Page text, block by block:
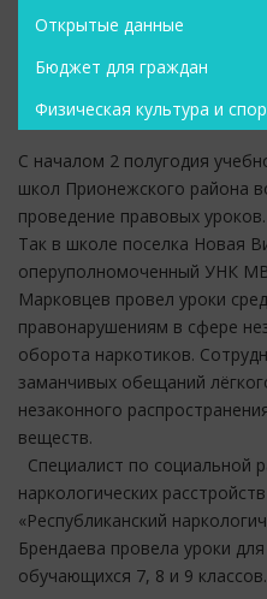
Открытые данные
Бюджет для граждан
Физическая культура и
С началом 2 полугодия
школ Прионежского района
проведение правовых уроков.
Так в школе поселка Новая
оперуполномоченный УНК
Марковцев провел уроки
правонарушениям в сфере
оборота наркотиков.
заманчивых обещаний
незаконного
веществ.
Специалист по социальной
наркологических
«Республиканский
Брендаева провела уроки для
обучающихся 7, 8 и 9